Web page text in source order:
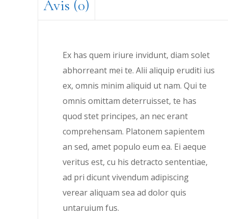
Avis (0)
Ex has quem iriure invidunt, diam solet
abhorreant mei te. Alii aliquip eruditi ius
ex, omnis minim aliquid ut nam. Qui te
omnis omittam deterruisset, te has
quod stet principes, an nec erant
comprehensam. Platonem sapientem
an sed, amet populo eum ea. Ei aeque
veritus est, cu his detracto sententiae,
ad pri dicunt vivendum adipiscing
verear aliquam sea ad dolor quis
untaruium fus.